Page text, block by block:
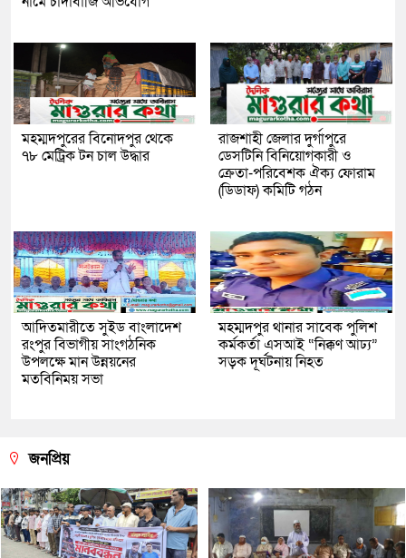
মহম্মদপুরের বিনোদপুর থেকে
৭৮ মেট্রিক টন চাল উদ্ধার
রাজশাহী জেলার দুর্গাপুরে
ডেসটিনি বিনিয়োগকারী ও
ক্রেতা-পরিবেশক ঐক্য ফোরাম
(ডিডাফ) কমিটি গঠন
আদিতমারীতে সুইড বাংলাদেশ
রংপুর বিভাগীয় সাংগঠনিক
উপলক্ষে মান উন্নয়নের
মতবিনিময় সভা
মহম্মদপুর থানার সাবেক পুলিশ
কর্মকর্তা এসআই “নিক্কণ আঢ্য”
সড়ক দূর্ঘটনায় নিহত
জনপ্রিয়